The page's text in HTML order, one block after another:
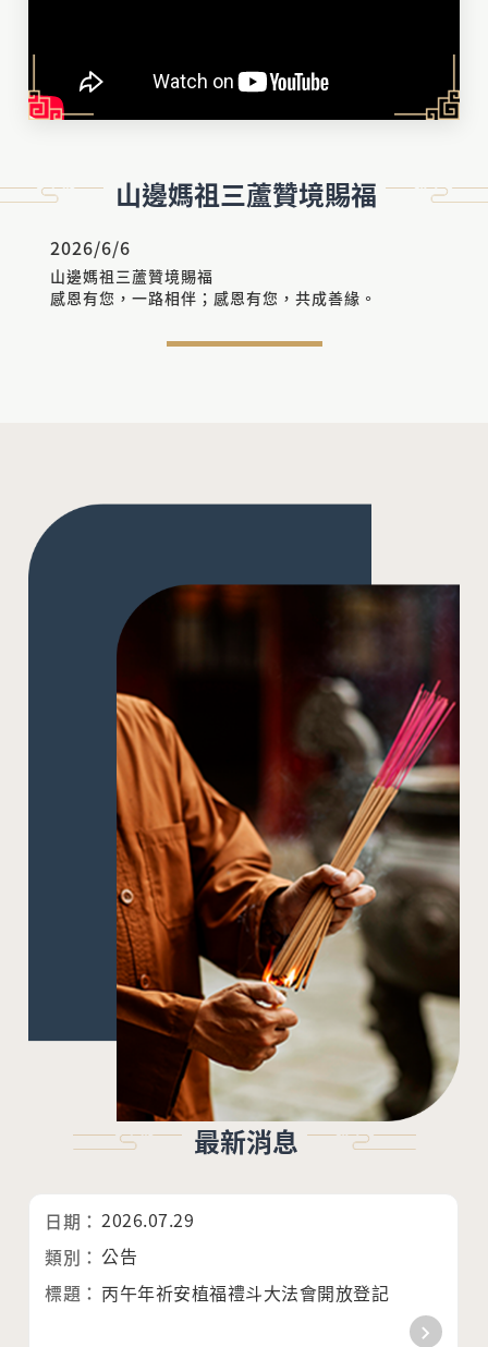
山邊媽祖三蘆贊境賜福
2026/6/6
山邊媽祖三蘆贊境賜福
感恩有您，一路相伴；感恩有您，共成善緣。
最新消息
2026.07.29
公告
丙午年祈安植福禮斗大法會開放登記